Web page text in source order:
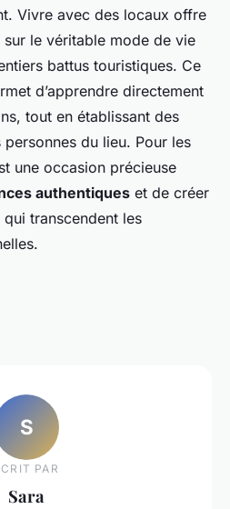
Vivre avec des locaux offre
le véritable mode de vie
battus touristiques. Ce
d’apprendre directement
tout en établissant des
personnes du lieu. Pour les
une occasion précieuse
authentiques et de créer
transcendent les
S
PAR
Sara